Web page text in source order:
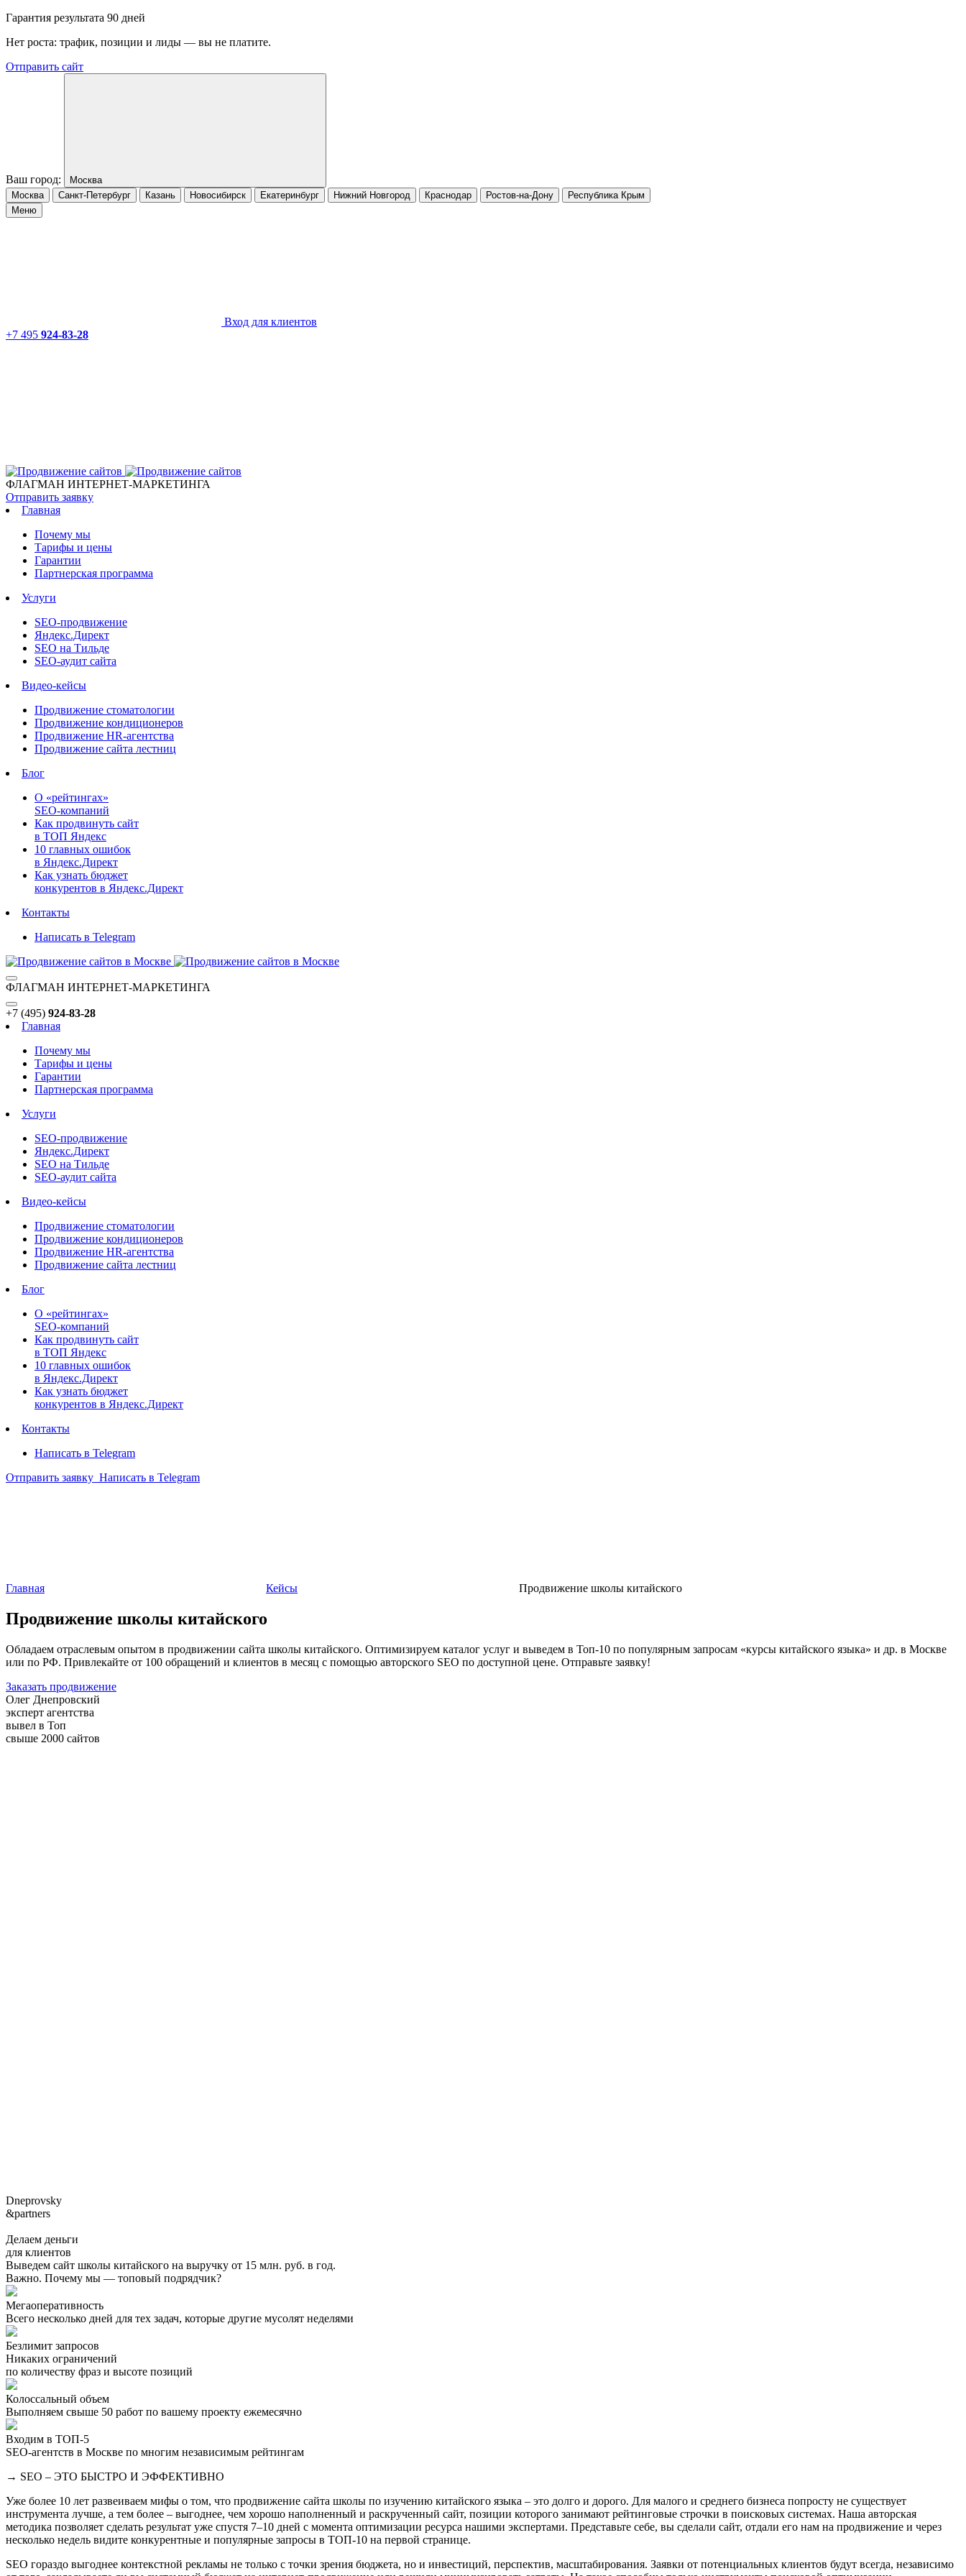
Гарантия результата 90 дней
Нет роста: трафик, позиции и лиды — вы не платите.
Отправить сайт
Ваш город:
Москва
Москва
Санкт-Петербург Казань Новосибирск Екатеринбург Нижний Новгород Краснодар Ростов-на-Дону
Республика Крым
Меню
Вход для клиентов
+7 495 924-83-28
ФЛАГМАН ИНТЕРНЕТ-МАРКЕТИНГА
Отправить заявку
Главная
Почему мы
Тарифы и цены
Гарантии
Партнерская программа
Услуги
SEO-продвижение
Яндекс.Директ
SEO на Тильде
SEO-аудит сайта
Видео-кейсы
Продвижение стоматологии
Продвижение кондиционеров
Продвижение HR-агентства
Продвижение сайта лестниц
Блог
О «рейтингах»
SEO-компаний
Как продвинуть сайт
в ТОП Яндекс
10 главных ошибок
в Яндекс.Директ
Как узнать бюджет
конкурентов в Яндекс.Директ
Контакты
Написать в Telegram
ФЛАГМАН ИНТЕРНЕТ-МАРКЕТИНГА
+7 (495) 924-83-28
Главная
Почему мы
Тарифы и цены
Гарантии
Партнерская программа
Услуги
SEO-продвижение
Яндекс.Директ
SEO на Тильде
SEO-аудит сайта
Видео-кейсы
Продвижение стоматологии
Продвижение кондиционеров
Продвижение HR-агентства
Продвижение сайта лестниц
Блог
О «рейтингах»
SEO-компаний
Как продвинуть сайт
в ТОП Яндекс
10 главных ошибок
в Яндекс.Директ
Как узнать бюджет
конкурентов в Яндекс.Директ
Контакты
Написать в Telegram
Отправить заявку Написать в Telegram
Главная Кейсы Продвижение школы китайского
Продвижение школы китайского
Обладаем отраслевым опытом в продвижении сайта школы китайского. Оптимизируем каталог услуг и выведем в Топ-10 по популярным запросам «курсы китайского языка» и др. в Москве
или по РФ. Привлекайте от 100 обращений и клиентов в месяц с помощью авторского SEO по доступной цене. Отправьте заявку!
Заказать продвижение
Олег Днепровский
эксперт агентства
вывел в Топ
свыше 2000 сайтов
Dneprovsky
&partners
Делаем деньги
для клиентов
Выведем сайт школы китайского на выручку от 15 млн. руб. в год.
Важно. Почему мы — топовый подрядчик?
Мегаоперативность
Всего несколько дней для тех задач, которые другие мусолят неделями
Безлимит запросов
Никаких ограничений
по количеству фраз и высоте позиций
Колоссальный объем
Выполняем свыше 50 работ по вашему проекту ежемесячно
Входим в ТОП-5
SEO-агентств в Москве по многим независимым рейтингам
→ SEO – ЭТО БЫСТРО И ЭФФЕКТИВНО
Уже более 10 лет развеиваем мифы о том, что продвижение сайта школы по изучению китайского языка – это долго и дорого. Для малого и среднего бизнеса попросту не существует
инструмента лучше, а тем более – выгоднее, чем хорошо наполненный и раскрученный сайт, позиции которого занимают рейтинговые строчки в поисковых системах. Наша авторская
методика позволяет сделать результат уже спустя 7–10 дней с момента оптимизации ресурса нашими экспертами. Представьте себе, вы сделали сайт, отдали его нам на продвижение и через
несколько недель видите конкурентные и популярные запросы в ТОП-10 на первой странице.
SEO гораздо выгоднее контекстной рекламы не только с точки зрения бюджета, но и инвестиций, перспектив, масштабирования. Заявки от потенциальных клиентов будут всегда, независимо